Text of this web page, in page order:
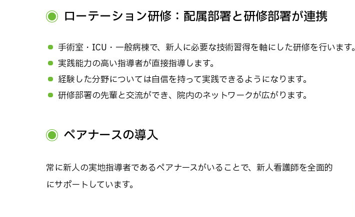
ローテーション研修：配属部署と研修部署が連携
手術室・ICU・一般病棟で、新人に必要な技術習得を軸にした研修を行います。
実践能力の高い指導者が直接指導します。
経験した分野については自信を持って実践できるようになります。
研修部署の先輩と交流ができ、院内のネットワークが広がります。
ペアナースの導入
常に新人の実地指導者であるペアナースがいることで、新人看護師を全面的
にサポートしています。